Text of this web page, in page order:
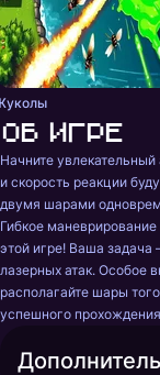
Об игре
Начните
и скорость реакции
двумя шарами
Гибкое
этой игре! Ваша задача
лазерных атак. Особое
располагайте шары
успешного